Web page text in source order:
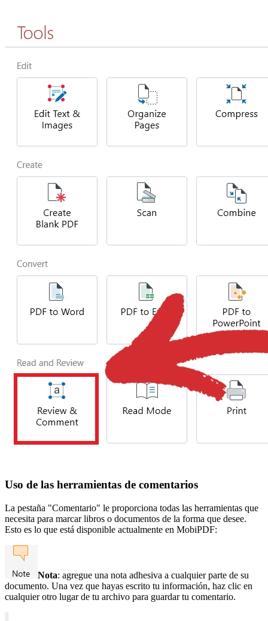
Uso de las herramientas de comentarios
La pestaña "Comentario" le proporciona todas las herramientas que
necesita para marcar libros o documentos de la forma que desee.
Esto es lo que está disponible actualmente en MobiPDF:
Nota: agregue una nota adhesiva a cualquier parte de su
documento. Una vez que hayas escrito tu información, haz clic en
cualquier otro lugar de tu archivo para guardar tu comentario.